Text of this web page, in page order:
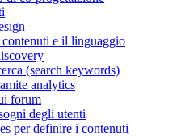
e il linguaggio
(search keywords)
analytics
forum
degli utenti
per definire i contenuti